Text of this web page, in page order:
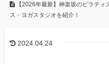
【2026年最新】神楽坂のピラテ
ス・ヨガスタジオを紹介！
2024.04.24